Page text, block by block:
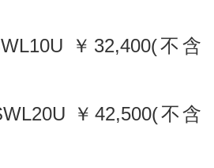
￥32,400(不含
￥42,500(不含